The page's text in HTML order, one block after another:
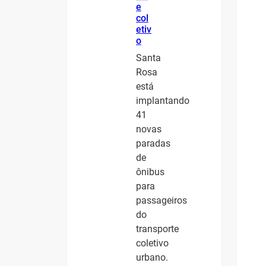
e
col
etiv
o
Santa
Rosa
está
implantando
41
novas
paradas
de
ônibus
para
passageiros
do
transporte
coletivo
urbano.